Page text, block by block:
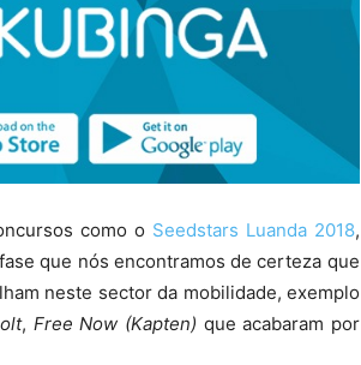
como o Seedstars Luanda 2018,
que nós encontramos de certeza que
neste sector da mobilidade, exemplo
, Free Now (Kapten) que acabaram por